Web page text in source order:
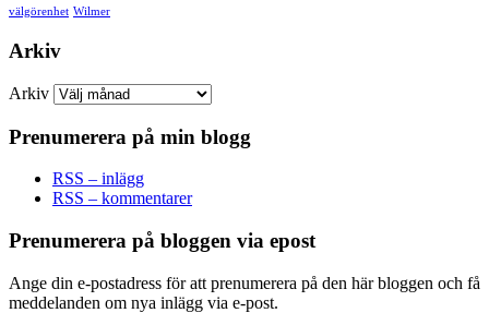
välgörenhet Wilmer
Arkiv
Arkiv
Prenumerera på min blogg
RSS – inlägg
RSS – kommentarer
Prenumerera på bloggen via epost
Ange din e-postadress för att prenumerera på den här bloggen och få
meddelanden om nya inlägg via e-post.